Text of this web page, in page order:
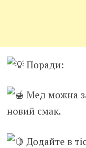
Поради:
Мед можна
новий смак.
Додайте в